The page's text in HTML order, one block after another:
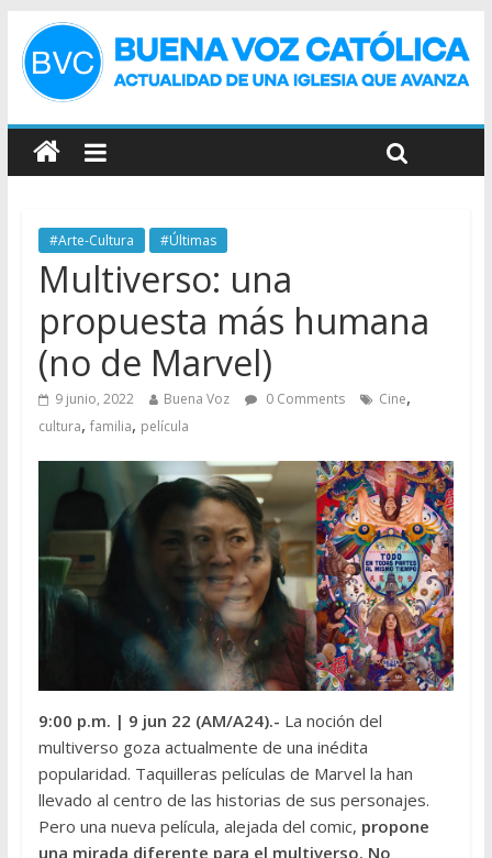
#Arte-Cultura #Últimas
Multiverso: una
propuesta más humana
(no de Marvel)
9 junio, 2022 Buena Voz 0 Comments Cine,
cultura, familia, película
9:00 p.m. | 9 jun 22 (AM/A24).- La noción del
multiverso goza actualmente de una inédita
popularidad. Taquilleras películas de Marvel la han
llevado al centro de las historias de sus personajes.
Pero una nueva película, alejada del comic, propone
una mirada diferente para el multiverso. No